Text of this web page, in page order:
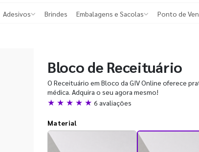
Adesivos Brindes Embalagens e Sacolas Ponto de
Bloco de Receituário
O Receituário em Bloco da GIV Online oferece
médica. Adquira o seu agora mesmo!
★ ★ ★ ★ ★ 6 avaliações
Material